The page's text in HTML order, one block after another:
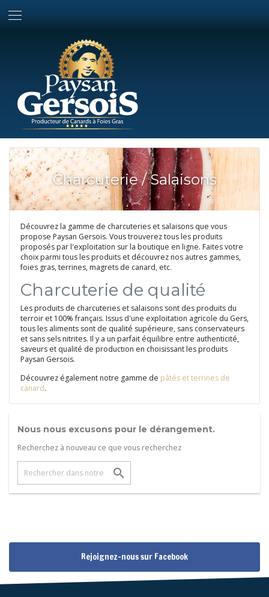
Rejoignez-nous sur Facebook
Charcuterie / Salaisons
Découvrez la gamme de charcuteries et salaisons que vous
propose Paysan Gersois. Vous trouverez tous les produits
proposés par l'exploitation sur la boutique en ligne. Faites votre
choix parmi tous les produits et découvrez nos autres gammes,
foies gras, terrines, magrets de canard, etc.
Charcuterie de qualité
Les produits de charcuteries et salaisons sont des produits du
terroir et 100% français. Issus d'une exploitation agricole du Gers,
tous les aliments sont de qualité supérieure, sans conservateurs
et sans sels nitrites. Il y a un parfait équilibre entre authenticité,
saveurs et qualité de production en choisissant les produits
Paysan Gersois.
Découvrez également notre gamme de pâtés et terrines de
canard.
Nous nous excusons pour le dérangement.
Recherchez à nouveau ce que vous recherchez
